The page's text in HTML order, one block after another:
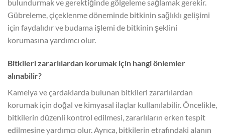
bulundurmak ve gerektiğinde gölgeleme sağlamak gerekir.
Gübreleme, çiçeklenme döneminde bitkinin sağlıklı gelişimi
için faydalıdır ve budama işlemi de bitkinin şeklini
korumasına yardımcı olur.
Bitkileri zararlılardan korumak için hangi önlemler
alınabilir?
Kamelya ve çardaklarda bulunan bitkileri zararlılardan
korumak için doğal ve kimyasal ilaçlar kullanılabilir. Öncelikle,
bitkilerin düzenli kontrol edilmesi, zararlıların erken tespit
edilmesine yardımcı olur. Ayrıca, bitkilerin etrafındaki alanın